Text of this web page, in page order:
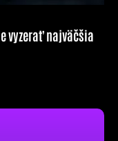
vyzerať najväčšia